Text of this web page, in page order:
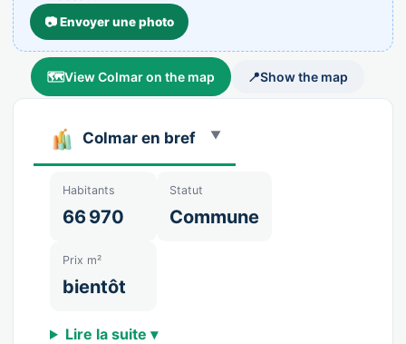
📷 Envoyer une photo
🗺️View Colmar on the map 📍Show the map
Colmar en bref
Habitants
66 970
Statut
Commune
Prix m²
bientôt
Lire la suite ▾